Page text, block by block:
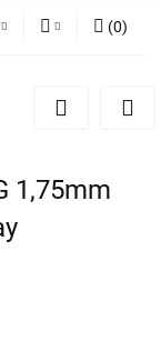
się
(0)
1,75mm